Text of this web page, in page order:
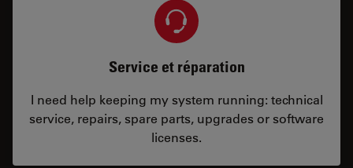
Service et réparation
I need help keeping my system running: technical
service, repairs, spare parts, upgrades or software
licenses.